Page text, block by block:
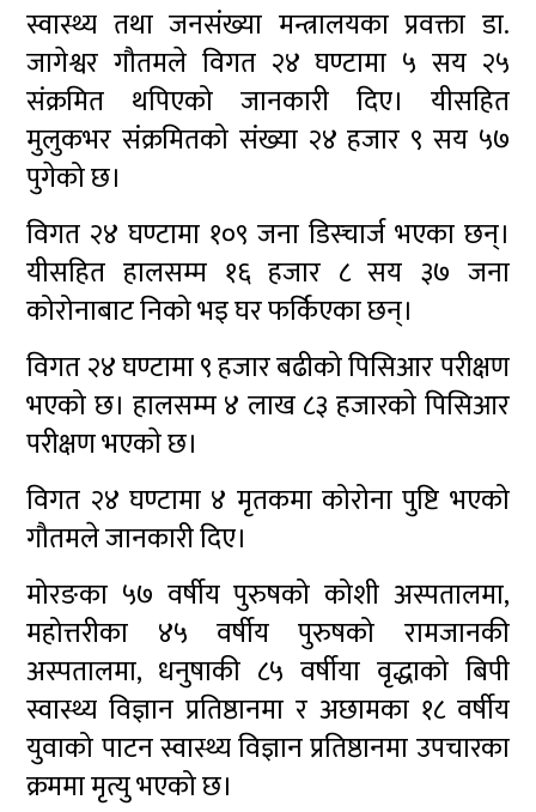
स्वास्थ्य तथा जनसंख्या मन्त्रालयका प्रवक्ता डा.
जागेश्वर गौतमले विगत २४ घण्टामा ५ सय २५
संक्रमित थपिएको जानकारी दिए। यीसहित
मुलुकभर संक्रमितको संख्या २४ हजार ९ सय ५७
पुगेको छ।
विगत २४ घण्टामा १०९ जना डिस्चार्ज भएका छन्।
यीसहित हालसम्म १६ हजार ८ सय ३७ जना
कोरोनाबाट निको भइ घर फर्किएका छन्।
विगत २४ घण्टामा ९ हजार बढीको पिसिआर परीक्षण
भएको छ। हालसम्म ४ लाख ८३ हजारकाे पिसिआर
परीक्षण भएकाे छ।
विगत २४ घण्टामा ४ मृतकमा कोरोना पुष्टि भएको
गौतमले जानकारी दिए।
मोरङका ५७ वर्षीय पुरुषको कोशी अस्पतालमा,
महोत्तरीका ४५ वर्षीय पुरुषको रामजानकी
अस्पतालमा, धनुषाकी ८५ वर्षीया वृद्धाको बिपी
स्वास्थ्य विज्ञान प्रतिष्ठानमा र अछामका १८ वर्षीय
युवाको पाटन स्वास्थ्य विज्ञान प्रतिष्ठानमा उपचारका
क्रममा मृत्यु भएको छ।